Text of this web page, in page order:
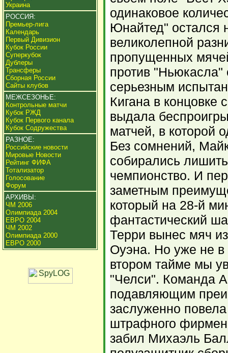
Украина
РОССИЯ:
Премьер-лига
Календарь
Первый Дивизион
Кубок России
Суперкубок
Дублеры
Трансферы
Сборная России
Сайты клубов
МЕЖСЕЗОНЬЕ:
Контрольные матчи
Кубок РЖД
Кубок Первого канала
Кубок Содружества
РАЗНОЕ:
Российские новости
Мировые Новости
Рейтинг ФИФА
Тотализатор
Голосование
Форум
АРХИВЫ:
ЧМ 2006
Олимпиада 2004
ЕВРО 2004
ЧМ 2002
Олимпиада 2000
ЕВРО 2000
одинаковое
Юнайтед" остался
великолепной
пропущенных
против "Ньюкасла"
серьезным
Кигана в концовке
выдала
матчей, в которой
Без сомнений,
собирались
чемпионство. И
заметным
который на 28-й
фантастический
Терри вынес мяч
Оуэна. Но уже не в
втором тайме мы
"Челси". Команда
подавляющим
заслуженно
штрафного
забил Михаэль